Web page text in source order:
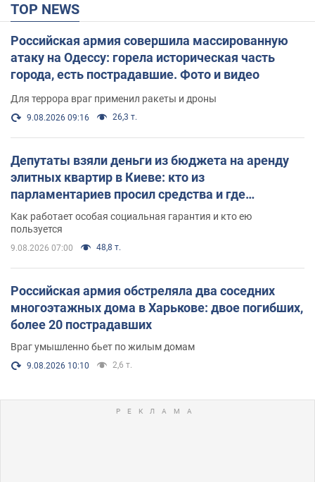
TOP NEWS
Российская армия совершила массированную
атаку на Одессу: горела историческая часть
города, есть пострадавшие. Фото и видео
Для террора враг применил ракеты и дроны
9.08.2026 09:16 26,3 т.
Депутаты взяли деньги из бюджета на аренду
элитных квартир в Киеве: кто из
парламентариев просил средства и где
поселился
Как работает особая социальная гарантия и кто ею
пользуется
9.08.2026 07:00 48,8 т.
Российская армия обстреляла два соседних
многоэтажных дома в Харькове: двое погибших,
более 20 пострадавших
Враг умышленно бьет по жилым домам
9.08.2026 10:10 2,6 т.